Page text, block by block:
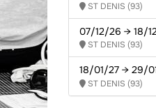
ST DENIS (93)
07/12/26 → 18/
ST DENIS (93)
18/01/27 → 29/
ST DENIS (93)